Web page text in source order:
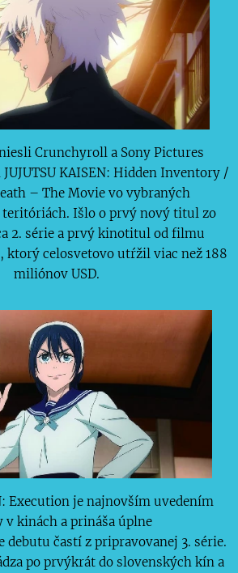
Crunchyroll a Sony Pictures
KAISEN: Hidden Inventory /
– The Movie vo vybraných
Išlo o prvý nový titul zo
2. série a prvý kinotitul od filmu
ktorý celosvetovo utŕžil viac než 188
miliónov USD.
Execution je najnovším uvedením
v kinách a prináša úplne
debutu častí z pripravovanej 3. série.
po prvýkrát do slovenských kín a